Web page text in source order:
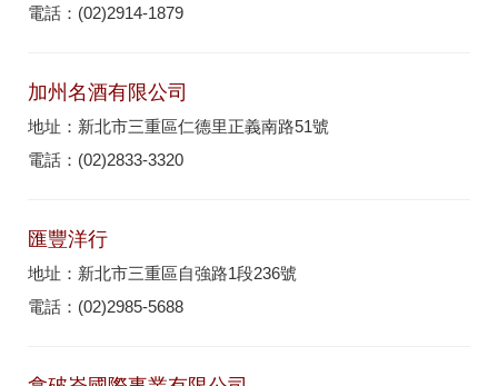
電話：(02)2914-1879
加州名酒有限公司
地址：新北市三重區仁德里正義南路51號
電話：(02)2833-3320
匯豐洋行
地址：新北市三重區自強路1段236號
電話：(02)2985-5688